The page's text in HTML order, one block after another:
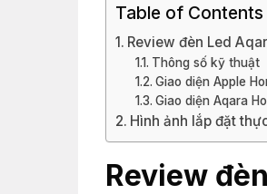
Table of Contents
Review đèn Led
Thông số kỹ thuật
Giao diện Apple
Giao diện Aqara
Hình ảnh lắp đặt
Review đèn